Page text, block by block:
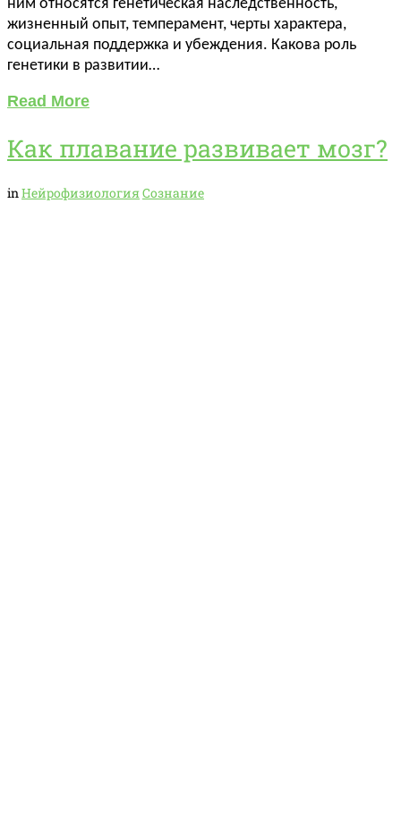
ним относятся генетическая наследственность,
жизненный опыт, темперамент, черты характера,
социальная поддержка и убеждения. Какова роль
генетики в развитии…
Read More
Как плавание развивает мозг?
in НейрофизиологияСознание